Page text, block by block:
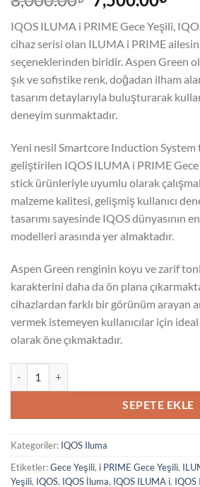
fiyat:
8,000.00₺.
IQOS ILUMA i PRIME Gece Yeşili,
cihaz serisi olan ILUMA i PRIME
seçeneklerinden biridir. Aspen Green
şık ve sofistike renk, doğadan ilham
tasarım detaylarıyla buluşturarak
deneyim sunmaktadır.
Yeni nesil Smartcore Induction
geliştirilen IQOS ILUMA i PRIME Gece
stick ürünleriyle uyumlu olarak
malzeme kalitesi, gelişmiş kullanıcı
tasarımı sayesinde IQOS dünyasının
modelleri arasında yer almaktadır.
Aspen Green renginin koyu ve zarif
karakterini daha da ön plana
cihazlardan farklı bir görünüm arayan
vermek istemeyen kullanıcılar için
olarak öne çıkmaktadır.
SEPETE EKLE
Kategoriler: IQOS Iluma
Etiketler:Gece Yeşili, i PRIME Gece Yeşili,
Yeşili, IQOS, IQOS İluma, IQOS ILUMA i, IQOS